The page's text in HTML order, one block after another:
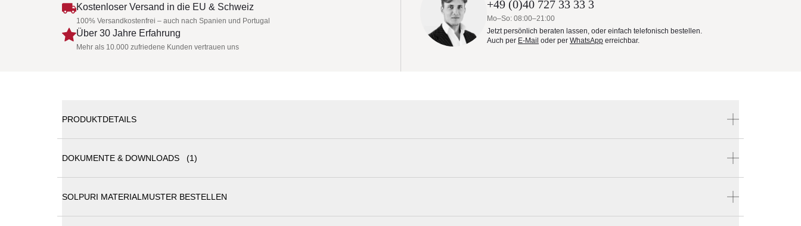
Kostenloser Versand in die EU & Schweiz
100% Versandkostenfrei – auch nach Spanien und Portugal
Über 30 Jahre Erfahrung
Mehr als 10.000 zufriedene Kunden vertrauen uns
+49 (0)40 727 33 33 3
Mo–So: 08:00–21:00
Jetzt persönlich beraten lassen, oder einfach telefonisch bestellen.
Auch per E-Mail oder per WhatsApp erreichbar.
PRODUKTDETAILS
SOLPURI CESTINO Dining Sessel
Sessel eine moderne, hochwertige Ausstrahlung und machen ihn zu einer stilvollen Wahl für anspruchsvolle Outdoor-Dining-
DOKUMENTE & DOWNLOADS (1)
SOLPURI MATERIALMUSTER BESTELLEN